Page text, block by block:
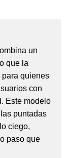
un
que la
quienes
con
Este modelo
puntadas
ciego,
paso que